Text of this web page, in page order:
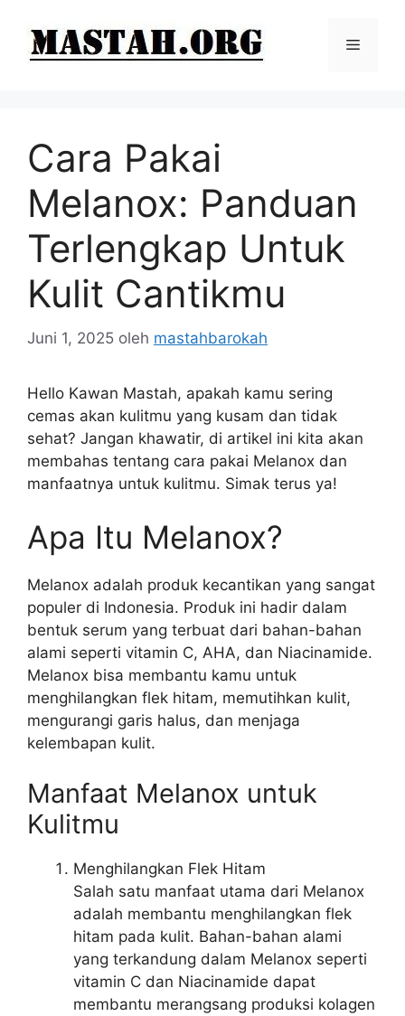
Menu
Cara Pakai
Melanox: Panduan
Terlengkap Untuk
Kulit Cantikmu
Juni 1, 2025 oleh mastahbarokah
Hello Kawan Mastah, apakah kamu sering
cemas akan kulitmu yang kusam dan tidak
sehat? Jangan khawatir, di artikel ini kita akan
membahas tentang cara pakai Melanox dan
manfaatnya untuk kulitmu. Simak terus ya!
Apa Itu Melanox?
Melanox adalah produk kecantikan yang sangat
populer di Indonesia. Produk ini hadir dalam
bentuk serum yang terbuat dari bahan-bahan
alami seperti vitamin C, AHA, dan Niacinamide.
Melanox bisa membantu kamu untuk
menghilangkan flek hitam, memutihkan kulit,
mengurangi garis halus, dan menjaga
kelembapan kulit.
Manfaat Melanox untuk
Kulitmu
Menghilangkan Flek Hitam
Salah satu manfaat utama dari Melanox
adalah membantu menghilangkan flek
hitam pada kulit. Bahan-bahan alami
yang terkandung dalam Melanox seperti
vitamin C dan Niacinamide dapat
membantu merangsang produksi kolagen